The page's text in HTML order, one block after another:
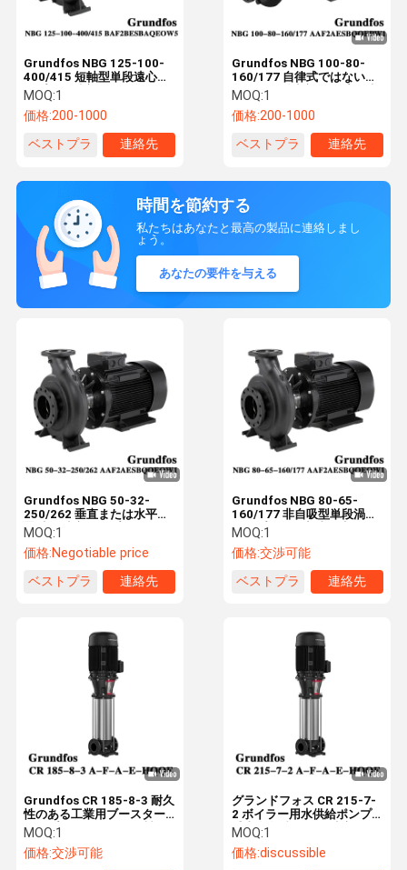
Grundfos NBG 125-100-
400/415 短軸型単段遠心ポ
ンプは、暖房および脱塩に
使用されます。
MOQ:1
価格:200-1000
ベストプラ
連絡先
Grundfos NBG 100-80-
160/177 自律式ではない単
段ボルト型遠心ポンプは,建
物の水供給と農業灌輸に使
用されています
MOQ:1
価格:200-1000
ベストプラ
連絡先
時間を節約する
私たちはあなたと最高の製品に連絡しまし
ょう。
あなたの要件を与える
Grundfos NBG 80-65-
160/177 非自吸型単段渦巻
ポンプは、住宅地や建物へ
の給水に使用されます。
MOQ:1
価格:交渉可能
ベストプラ
連絡先
Grundfos NBG 50-32-
250/262 垂直または水平設
置 水平遠心ポンプ エンドサ
クション シングルステージ
密着型 省スペース
MOQ:1
価格:Negotiable price
ベストプラ
連絡先
グランドフォス CR 215-7-
2 ボイラー用水供給ポンプ
垂直多段階不?? 鋼遠心ポン
プ
MOQ:1
価格:discussible
Grundfos CR 185-8-3 耐久
性のある工業用ブースター
ポンプ、ステンレス鋼製、
給水用
MOQ:1
価格:交渉可能